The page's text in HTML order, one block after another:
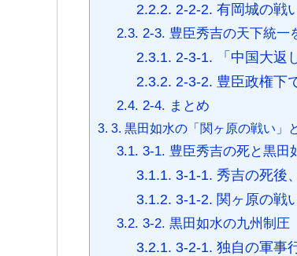
2.2.2. 2-2-2. 有岡城の戦
2.3. 2-3. 豊臣秀吉の天下統一
2.3.1. 2-3-1. 「中国大返
2.3.2. 2-3-2. 豊臣政権下
2.4. 2-4. まとめ
3. 3. 黒田如水の「関ヶ原の戦い」
3.1. 3-1. 豊臣秀吉の死と黒田
3.1.1. 3-1-1. 秀吉の死後
3.1.2. 3-1-2. 関ヶ原の戦
3.2. 3-2. 黒田如水の九州制圧
3.2.1. 3-2-1. 独自の軍事